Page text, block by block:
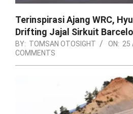
Terinspirasi Ajang WRC,
Drifting Jajal Sirkuit
BY: TOMSAN OTOSIGHT ON: 25
COMMENTS